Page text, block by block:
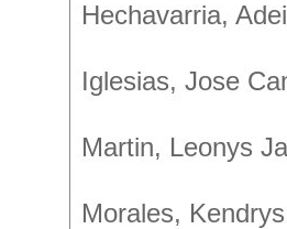
Hechavarria,
Iglesias, Jose
Martin, Leonys
Morales,